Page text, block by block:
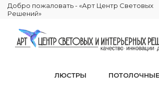
Добро пожаловать - «Арт Центр Световых
Решений»
ЛЮСТРЫ